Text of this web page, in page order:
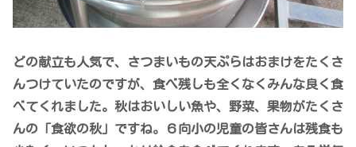
どの献立も人気で、さつまいもの天ぷらはおまけをたくさ
んつけていたのですが、食べ残しも全くなくみんな良く食
べてくれました。秋はおいしい魚や、野菜、果物がたくさ
んの「食欲の秋」ですね。６向小の児童の皆さんは残食も